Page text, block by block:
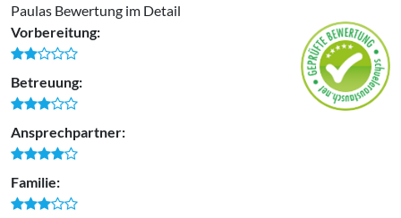
Paulas Bewertung im Detail
Vorbereitung:
Betreuung:
Ansprechpartner:
Familie: